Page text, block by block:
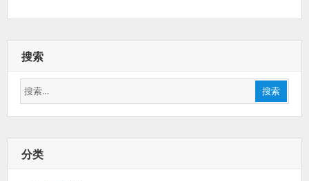
搜索
搜
索：
搜索
分类